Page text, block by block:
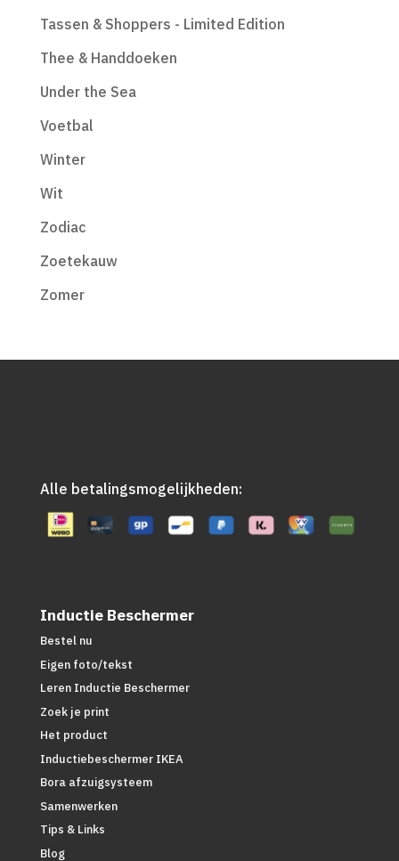
Tassen & Shoppers - Limited Edition
Thee & Handdoeken
Under the Sea
Voetbal
Winter
Wit
Zodiac
Zoetekauw
Zomer
Alle betalingsmogelijkheden:
Inductie Beschermer
Bestel nu
Eigen foto/tekst
Leren Inductie Beschermer
Zoek je print
Het product
Inductiebeschermer IKEA
Bora afzuigsysteem
Samenwerken
Tips & Links
Blog